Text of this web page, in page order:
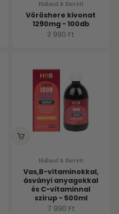
Holland & Barrett
Vöröshere kivonat
1290mg - 100db
Ár
3 990 Ft
Holland & Barrett
Vas,B-vitaminokkal,
ásványi anyagokkal
és C-vitaminnal
szirup - 500ml
Ár
7 990 Ft